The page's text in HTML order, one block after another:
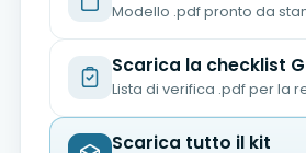
Modello .pdf pronto da
Scarica la checklist
Lista di verifica .pdf per la
Scarica tutto il kit